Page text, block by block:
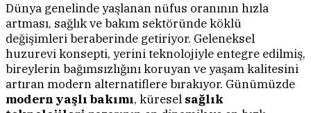
Dünya genelinde yaşlanan nüfus oranının hızla
artması, sağlık ve bakım sektöründe köklü
değişimleri beraberinde getiriyor. Geleneksel
huzurevi konsepti, yerini teknolojiyle entegre edilmiş,
bireylerin bağımsızlığını koruyan ve yaşam kalitesini
artıran modern alternatiflere bırakıyor. Günümüzde
modern yaşlı bakımı, küresel sağlık